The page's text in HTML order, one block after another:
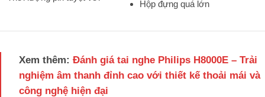
Hộp đựng quá lớn
Xem thêm: Đánh giá tai nghe Philips H8000E – Trải
nghiệm âm thanh đỉnh cao với thiết kế thoải mái và
công nghệ hiện đại